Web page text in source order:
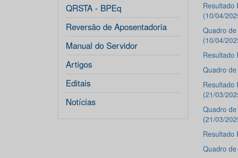
QRSTA - BPEq
Reversão de Aposentadoria
Manual do Servidor
Artigos
Editais
Notícias
Resultado
(10/04/
Quadro
(10/04/
Resultado
Quadro
Resultado
(21/03/
Quadro
(21/03/
Resultado
Quadro